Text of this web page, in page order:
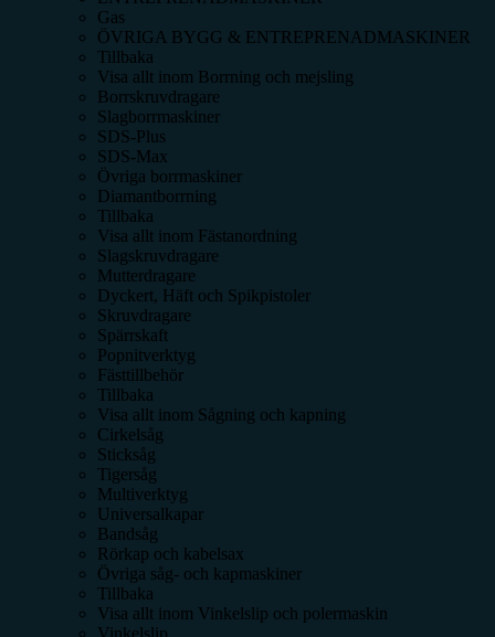
Gas
ÖVRIGA BYGG & ENTREPRENADMASKINER
Tillbaka
Visa allt inom Borrning och mejsling
Borrskruvdragare
Slagborrmaskiner
SDS-Plus
SDS-Max
Övriga borrmaskiner
Diamantborrning
Tillbaka
Visa allt inom Fästanordning
Slagskruvdragare
Mutterdragare
Dyckert, Häft och Spikpistoler
Skruvdragare
Spärrskaft
Popnitverktyg
Fästtillbehör
Tillbaka
Visa allt inom Sågning och kapning
Cirkelsåg
Sticksåg
Tigersåg
Multiverktyg
Universalkapar
Bandsåg
Rörkap och kabelsax
Övriga såg- och kapmaskiner
Tillbaka
Visa allt inom Vinkelslip och polermaskin
Vinkelslip